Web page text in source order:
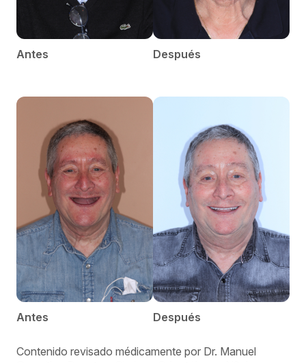
Antes Después
Antes Después
Contenido revisado médicamente por Dr. Manuel